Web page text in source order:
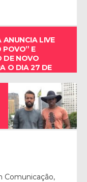
ANUNCIA LIVE
POVO” E
DE NOVO
O DIA 27 DE
Comunicação,